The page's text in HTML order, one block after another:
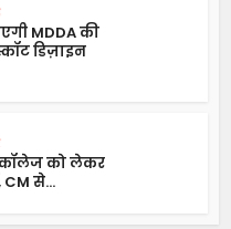
MDDA की
डिज़ाइन
कॉलेज को लेकर
CM से...